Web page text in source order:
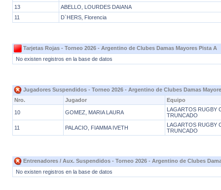
13
ABELLO, LOURDES DAIANA
11
D`HERS, Florencia
Tarjetas Rojas - Torneo 2026 - Argentino de Clubes Damas Mayores Pista A
No existen registros en la base de datos
Jugadores Suspendidos - Torneo 2026 - Argentino de Clubes Damas
Nro.
Jugador Equipo
10 GOMEZ, MARIA LAURA
LAGARTOS RUGBY
TRUNCADO
11 PALACIO, FIAMMA IVETH
LAGARTOS RUGBY
TRUNCADO
Entrenadores / Aux. Suspendidos - Torneo 2026 - Argentino de Clubes
No existen registros en la base de datos